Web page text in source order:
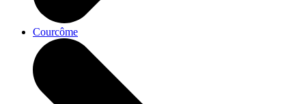
Courcôme